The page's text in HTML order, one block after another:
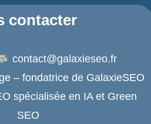
contacter
contact@galaxieseo.fr
– fondatrice de GalaxieSEO
spécialisée en IA et Green
SEO